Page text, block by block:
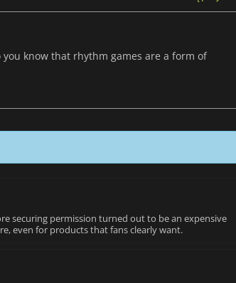
know that rhythm games are a form of
securing permission turned out to be an expensive
even for products that fans clearly want.